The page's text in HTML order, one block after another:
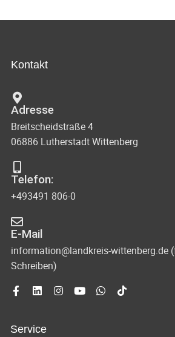
Kontakt
Adresse
Breitscheidstraße 4
06886 Lutherstadt Wittenberg
Telefon:
+493491 806-0
E-Mail
information@landkreis-wittenberg.de
Schreiben)
Service